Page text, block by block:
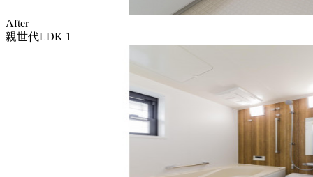
After
親世代LDK 1